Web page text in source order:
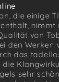
die einige
nimmt
von
den Werken
das
die
sehr